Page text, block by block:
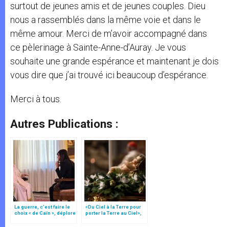
surtout de jeunes amis et de jeunes couples. Dieu
nous a rassemblés dans la même voie et dans le
même amour. Merci de m’avoir accompagné dans
ce pèlerinage à Sainte-Anne-d’Auray. Je vous
souhaite une grande espérance et maintenant je dois
vous dire que j’ai trouvé ici beaucoup d’espérance.
Merci à tous.
Autres Publications :
La guerre, c’est faire le
choix « de Caïn », déplore
«Du Ciel à la Terre pour
porter la Terre au Ciel»,